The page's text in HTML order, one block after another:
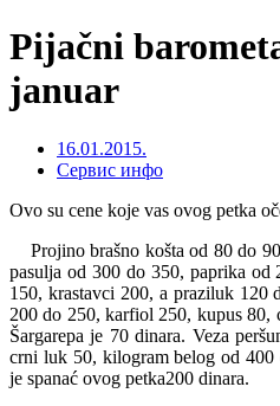
Pijačni
januar
16.01.2015.
Сервис инфо
Ovo su cene koje vas ovog petka
Projino brašno košta od 80 do
pasulja od 300 do 350, paprika od
150, krastavci 200, a praziluk 120
200 do 250, karfiol 250, kupus 80,
Šargarepa je 70 dinara. Veza
crni luk 50, kilogram belog od
je spanać ovog petka200 dinara.